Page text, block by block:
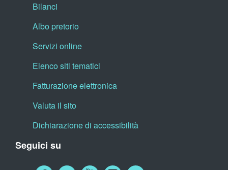
Bilanci
Albo pretorio
Servizi online
Elenco siti tematici
Fatturazione elettronica
Valuta il sito
Dichiarazione di accessibilità
Seguici su